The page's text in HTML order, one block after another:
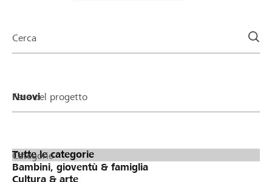
della
Cerca
Fase del progetto
Categorie